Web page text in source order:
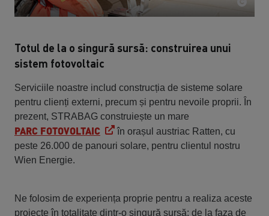
Totul de la o singură sursă: construirea unui
sistem fotovoltaic
Serviciile noastre includ construcția de sisteme solare
pentru clienți externi, precum și pentru nevoile proprii. În
prezent, STRABAG construiește un mare
PARC FOTOVOLTAIC
în orașul austriac Ratten, cu
peste 26.000 de panouri solare, pentru clientul nostru
Wien Energie.
Ne folosim de experiența proprie pentru a realiza aceste
proiecte în totalitate dintr-o singură sursă: de la faza de